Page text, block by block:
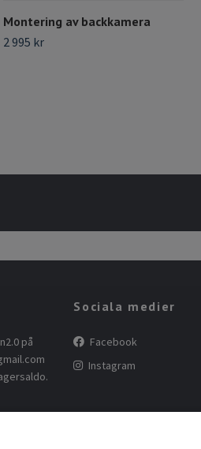
Montering av backkamera
2 995 kr
på
Sociala medier
Facebook
Instagram